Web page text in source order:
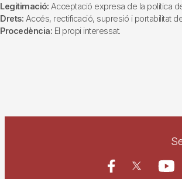
Legitimació: Acceptació expresa de la política
Drets: Accés, rectificació, supresió i portabilitat
Procedència: El propi interessat.